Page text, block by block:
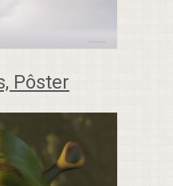
Pôster